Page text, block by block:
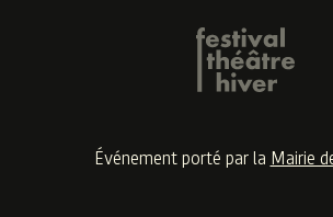
Événement porté par la Mairie